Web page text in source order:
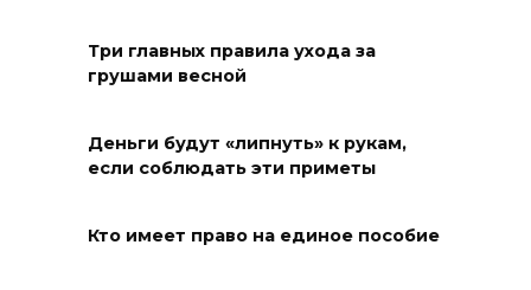
07 августа 2026 20:32
Полиция ищет вандалов,
осквернивших стелу
07 августа 2026 20:12
Три главных правила ухода за
грушами весной
Деньги будут «липнуть» к рукам,
если соблюдать эти приметы
Кто имеет право на единое пособие